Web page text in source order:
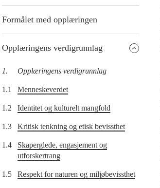
Formålet med opplæringen
Opplæringens verdigrunnlag
1. Opplæringens verdigrunnlag
1.1 Menneskeverdet
1.2 Identitet og kulturelt mangfold
1.3 Kritisk tenkning og etisk bevissthet
1.4
Skaperglede, engasjement og
utforskertrang
1.5 Respekt for naturen og miljøbevissthet